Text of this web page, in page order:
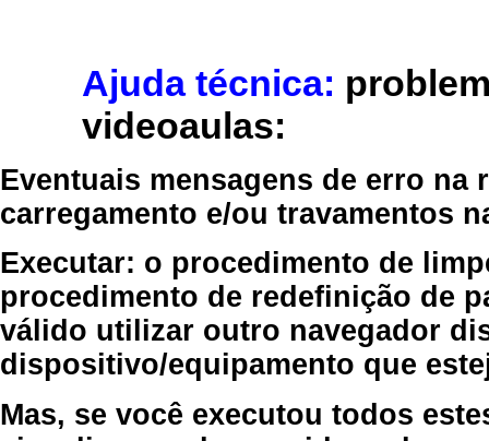
Ajuda técnica:
videoaulas:
Eventuais mensagens de erro
carregamento e/ou travamentos
Executar: o procedimento de
procedimento de redefinição de
válido utilizar outro navegador
dispositivo/equipamento que
Mas, se você executou todos